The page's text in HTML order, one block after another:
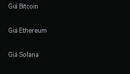
Giá Bitcoin
Giá Ethereum
Giá Solana